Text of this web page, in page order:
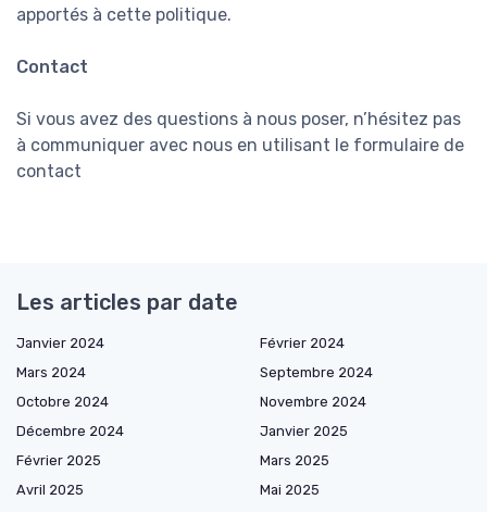
apportés à cette politique.
Contact
Si vous avez des questions à nous poser, n’hésitez pas
à communiquer avec nous en utilisant le formulaire de
contact
Les articles par date
Janvier 2024
Février 2024
Mars 2024
Septembre 2024
Octobre 2024
Novembre 2024
Décembre 2024
Janvier 2025
Février 2025
Mars 2025
Avril 2025
Mai 2025